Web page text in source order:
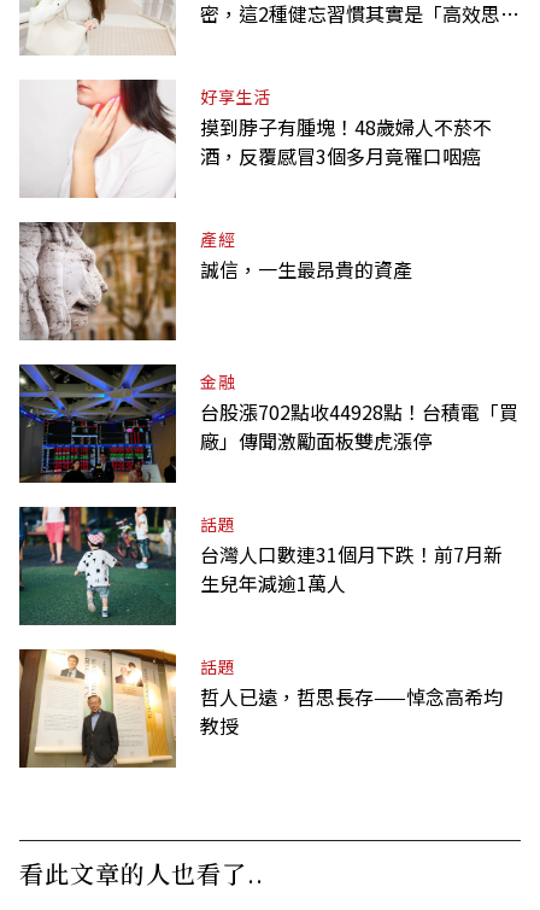
密，這2種健忘習慣其實是「高效思
好享生活
摸到脖子有腫塊！48歲婦人不菸不
酒，反覆感冒3個多月竟罹口咽癌
產經
誠信，一生最昂貴的資產
金融
台股漲702點收44928點！台積電「買
廠」傳聞激勵面板雙虎漲停
話題
台灣人口數連31個月下跌！前7月新
生兒年減逾1萬人
話題
哲人已遠，哲思長存——悼念高希均
教授
看此文章的人也看了..